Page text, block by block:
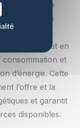
de prédire
de la
historiques et en
consommation et
d’énergie. Cette
l’offre et la
et garantit
disponibles.